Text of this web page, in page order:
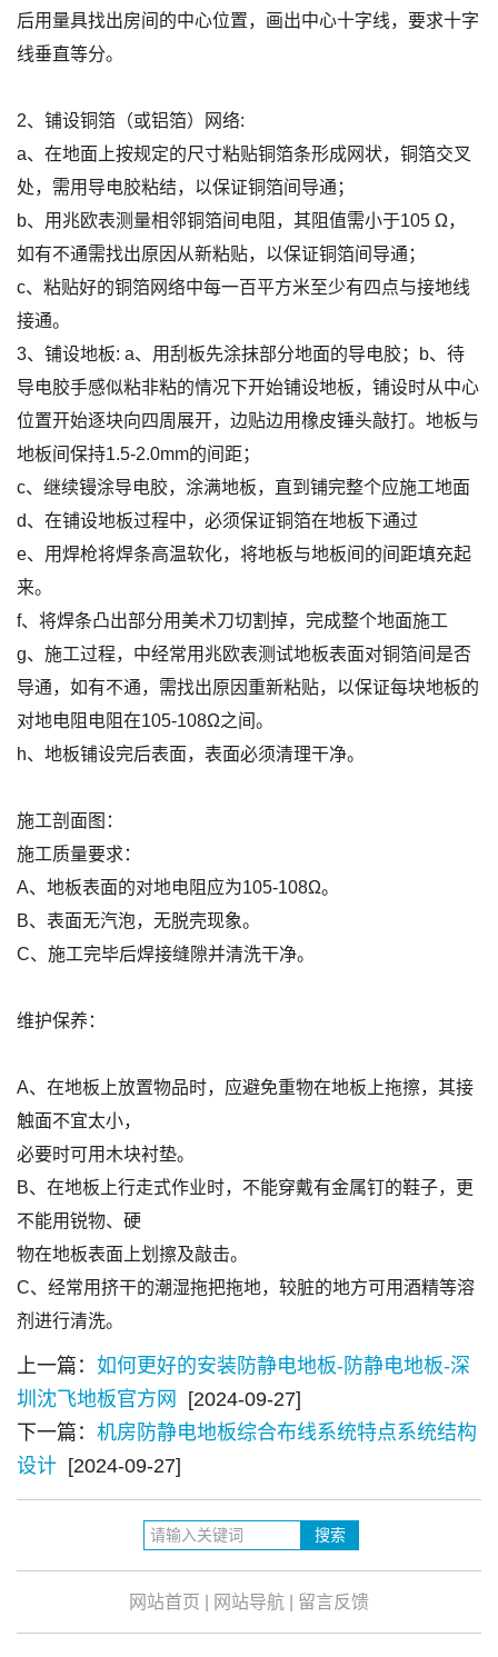
后用量具找出房间的中心位置，画出中心十字线，要求十字
线垂直等分。
2、铺设铜箔（或铝箔）网络:
a、在地面上按规定的尺寸粘贴铜箔条形成网状，铜箔交叉
处，需用导电胶粘结，以保证铜箔间导通；
b、用兆欧表测量相邻铜箔间电阻，其阻值需小于105 Ω，
如有不通需找出原因从新粘贴，以保证铜箔间导通；
c、粘贴好的铜箔网络中每一百平方米至少有四点与接地线
接通。
3、铺设地板: a、用刮板先涂抹部分地面的导电胶；b、待
导电胶手感似粘非粘的情况下开始铺设地板，铺设时从中心
位置开始逐块向四周展开，边贴边用橡皮锤头敲打。地板与
地板间保持1.5-2.0mm的间距；
c、继续镘涂导电胶，涂满地板，直到铺完整个应施工地面
d、在铺设地板过程中，必须保证铜箔在地板下通过
e、用焊枪将焊条高温软化，将地板与地板间的间距填充起
来。
f、将焊条凸出部分用美术刀切割掉，完成整个地面施工
g、施工过程，中经常用兆欧表测试地板表面对铜箔间是否
导通，如有不通，需找出原因重新粘贴，以保证每块地板的
对地电阻电阻在105-108Ω之间。
h、地板铺设完后表面，表面必须清理干净。
施工剖面图：
施工质量要求：
A、地板表面的对地电阻应为105-108Ω。
B、表面无汽泡，无脱壳现象。
C、施工完毕后焊接缝隙并清洗干净。
维护保养：
A、在地板上放置物品时，应避免重物在地板上拖擦，其接
触面不宜太小，
必要时可用木块衬垫。
B、在地板上行走式作业时，不能穿戴有金属钉的鞋子，更
不能用锐物、硬
物在地板表面上划擦及敲击。
C、经常用挤干的潮湿拖把拖地，较脏的地方可用酒精等溶
剂进行清洗。
上一篇： 如何更好的安装防静电地板-防静电地板-深
圳沈飞地板官方网
[2024-09-27]
下一篇： 机房防静电地板综合布线系统特点系统结构
设计
[2024-09-27]
网站首页 网站导航 留言反馈